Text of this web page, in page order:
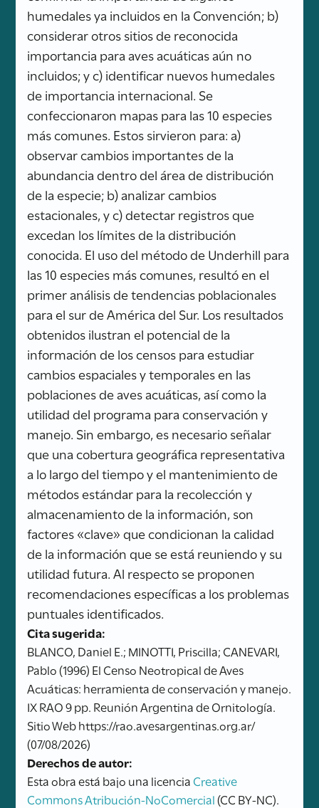
humedales ya incluidos en la Convención; b)
considerar otros sitios de reconocida
importancia para aves acuáticas aún no
incluidos; y c) identificar nuevos humedales
de importancia internacional. Se
confeccionaron mapas para las 10 especies
más comunes. Estos sirvieron para: a)
observar cambios importantes de la
abundancia dentro del área de distribución
de la especie; b) analizar cambios
estacionales, y c) detectar registros que
excedan los límites de la distribución
conocida. El uso del método de Underhill para
las 10 especies más comunes, resultó en el
primer análisis de tendencias poblacionales
para el sur de América del Sur. Los resultados
obtenidos ilustran el potencial de la
información de los censos para estudiar
cambios espaciales y temporales en las
poblaciones de aves acuáticas, así como la
utilidad del programa para conservación y
manejo. Sin embargo, es necesario señalar
que una cobertura geográfica representativa
a lo largo del tiempo y el mantenimiento de
métodos estándar para la recolección y
almacenamiento de la información, son
factores «clave» que condicionan la calidad
de la información que se está reuniendo y su
utilidad futura. Al respecto se proponen
recomendaciones específicas a los problemas
puntuales identificados.
Cita sugerida:
BLANCO, Daniel E.; MINOTTI, Priscilla; CANEVARI,
Pablo (1996) El Censo Neotropical de Aves
Acuáticas: herramienta de conservación y manejo.
IX RAO 9 pp. Reunión Argentina de Ornitología.
Sitio Web https://rao.avesargentinas.org.ar/
(07/08/2026)
Derechos de autor:
Esta obra está bajo una licencia Creative
Commons Atribución-NoComercial(CC BY-NC).